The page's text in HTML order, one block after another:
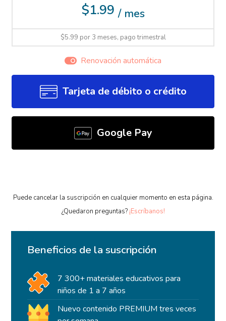
$1.99 / mes
$5.99 por 3 meses, pago trimestral
Renovación automática
Tarjeta de débito o crédito
Google Pay
Puede cancelar la suscripción en cualquier momento en esta página.
¿Quedaron preguntas? ¡Escríbanos!
Beneficios de la suscripción
7 300+ materiales educativos para
niños de 1 a 7 años
Nuevo contenido PREMIUM tres veces